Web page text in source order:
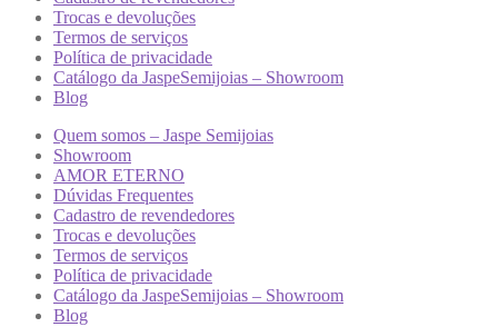
Trocas e devoluções
Termos de serviços
Política de privacidade
Catálogo da JaspeSemijoias – Showroom
Blog
Quem somos – Jaspe Semijoias
Showroom
AMOR ETERNO
Dúvidas Frequentes
Cadastro de revendedores
Trocas e devoluções
Termos de serviços
Política de privacidade
Catálogo da JaspeSemijoias – Showroom
Blog